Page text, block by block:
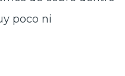
poco ni